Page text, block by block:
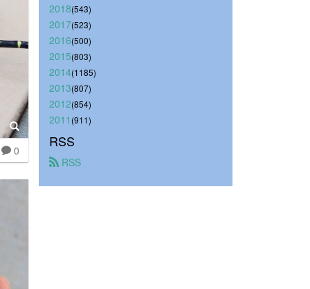
0
2018(543)
2017(523)
2016(500)
2015(803)
2014(1185)
2013(807)
2012(854)
2011 (911)
RSS
RSS